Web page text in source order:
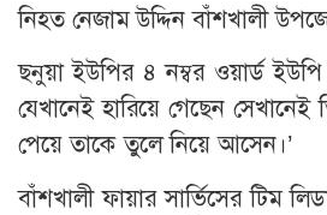
নিহত নেজাম উ‌দ্দিন বাঁশখালী
ছনুয়া ইউপির ৪ নম্বর ওয়ার্ড
যেখানেই হারিয়ে গেছেন
পেয়ে তাকে তুলে নিয়ে আসেন।’
বাঁশখালী ফায়ার সার্ভিসের টিম